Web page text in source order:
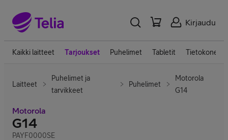
Kirjaudu
Kaikki laitteet Tarjoukset Puhelimet Tabletit Tietokoneet
Laitteet
Puhelimet ja
tarvikkeet
Puhelimet
Motorola
G14
Motorola
G14
PAYF0000SE